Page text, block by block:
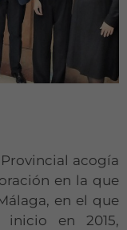
acogía
en la que
en el que
inicio en 2015,